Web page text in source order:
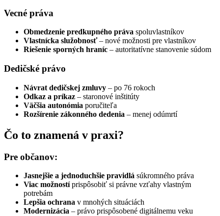
Vecné práva
Obmedzenie predkupného práva spoluvlastníkov
Vlastnícka služobnosť– nové možnosti pre vlastníkov
Riešenie sporných hraníc – autoritatívne stanovenie súdom
Dedičské právo
Návrat dedičskej zmluvy – po 76 rokoch
Odkaz a príkaz – staronové inštitúty
Väčšia autonómia poručiteľa
Rozšírenie zákonného dedenia – menej odúmrtí
Čo to znamená v praxi?
Pre občanov:
Jasnejšie a jednoduchšie pravidlá súkromného práva
Viac možnostíprispôsobiť si právne vzťahy vlastným
potrebám
Lepšia ochrana v mnohých situáciách
Modernizácia – právo prispôsobené digitálnemu veku